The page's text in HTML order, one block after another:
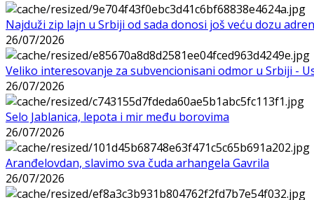
Najduži zip lajn u Srbiji od sada donosi još veću dozu
26/07/2026
Veliko interesovanje za subvencionisani odmor u Srbiji -
26/07/2026
Selo Jablanica, lepota i mir među borovima
26/07/2026
Aranđelovdan, slavimo sva čuda arhangela Gavrila
26/07/2026